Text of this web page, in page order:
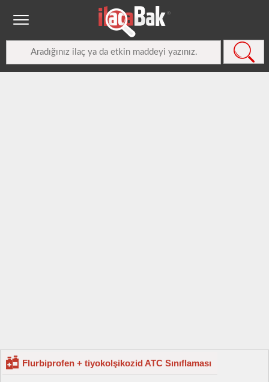
Flurbiprofen + tiyokolşikozid ATC Sınıflaması